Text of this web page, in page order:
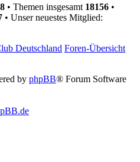
• Themen insgesamt 18156 •
• Unser neuestes Mitglied:
Deutschland Foren-Übersicht
by phpBB® Forum Software